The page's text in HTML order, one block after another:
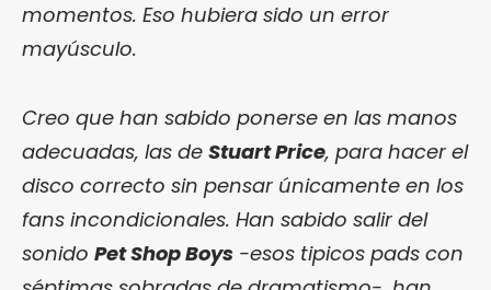
momentos. Eso hubiera sido un error
mayúsculo.
Creo que han sabido ponerse en las manos
adecuadas, las de Stuart Price, para hacer el
disco correcto sin pensar únicamente en los
fans incondicionales. Han sabido salir del
sonido Pet Shop Boys -esos tipicos pads con